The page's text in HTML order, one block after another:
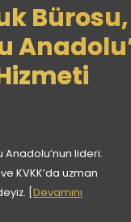
Anadolu’nun lideri.
KVKK’da uzman
[ Devamını